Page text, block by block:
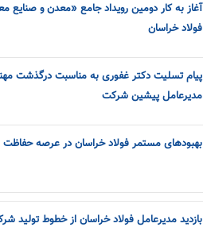
آغاز به کار دومین رویداد جامع «معدن و‌ صنایع
فولاد خراسان
پیام تسلیت دکتر غفوری به مناسبت درگذشت
مدیرعامل پیشین شرکت
بهبودهای مستمر فولاد خراسان در عرصه
بازدید مدیرعامل فولاد خراسان از خطوط تولید